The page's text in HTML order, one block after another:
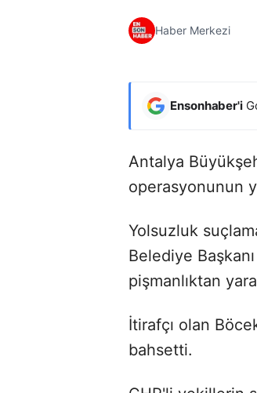
Haber Merkezi
Ensonhaber'i
Antalya
operasyonunun
Yolsuzluk
Belediye
pişmanlıktan
İtirafçı olan
bahsetti.